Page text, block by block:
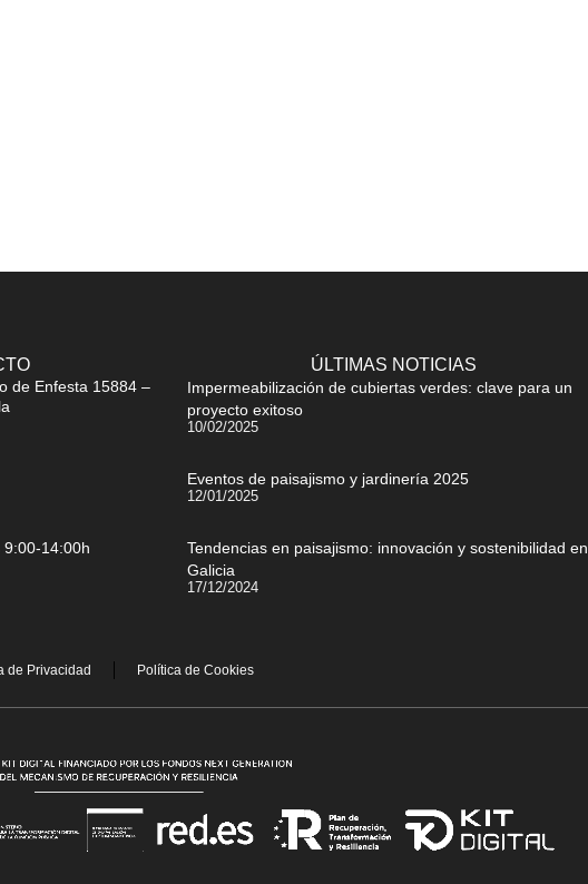
de Enfesta 15884 –
9:00-14:00h
ÚLTIMAS NOTICIAS
Impermeabilización de cubiertas verdes: clave para un
proyecto exitoso
10/02/2025
Eventos de paisajismo y jardinería 2025
12/01/2025
Tendencias en paisajismo: innovación y sostenibilidad en
Galicia
17/12/2024
de Privacidad Política de Cookies